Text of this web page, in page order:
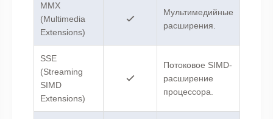
MMX
(Multimedia
Extensions)
Мультимедийные
расширения.
SSE
(Streaming
SIMD
Extensions)
Потоковое SIMD-
расширение
процессора.